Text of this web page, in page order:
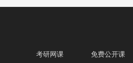
考研网课 免费公开课